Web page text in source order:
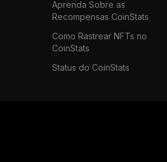
Aprenda Sobre as
Recompensas CoinStats
Como Rastrear NFTs no
CoinStats
Status do CoinStats